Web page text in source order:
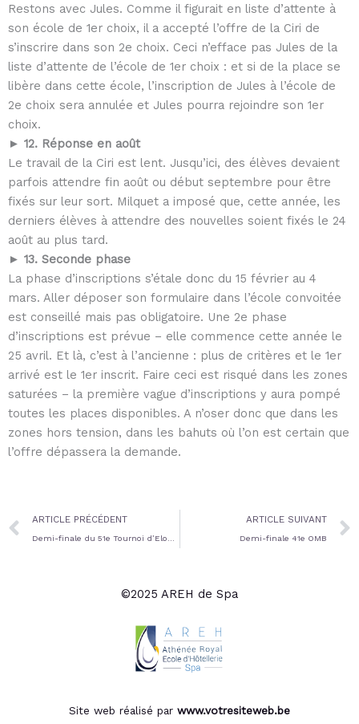
Restons avec Jules. Comme il figurait en liste d’attente à
son école de 1er choix, il a accepté l’offre de la Ciri de
s’inscrire dans son 2e choix. Ceci n’efface pas Jules de la
liste d’attente de l’école de 1er choix : et si de la place se
libère dans cette école, l’inscription de Jules à l’école de
2e choix sera annulée et Jules pourra rejoindre son 1er
choix.
► 12. Réponse en août
Le travail de la Ciri est lent. Jusqu’ici, des élèves devaient
parfois attendre fin août ou début septembre pour être
fixés sur leur sort. Milquet a imposé que, cette année, les
derniers élèves à attendre des nouvelles soient fixés le 24
août au plus tard.
► 13. Seconde phase
La phase d’inscriptions s’étale donc du 15 février au 4
mars. Aller déposer son formulaire dans l’école convoitée
est conseillé mais pas obligatoire. Une 2e phase
d’inscriptions est prévue – elle commence cette année le
25 avril. Et là, c’est à l’ancienne : plus de critères et le 1er
arrivé est le 1er inscrit. Faire ceci est risqué dans les zones
saturées – la première vague d’inscriptions y aura pompé
toutes les places disponibles. A n’oser donc que dans les
zones hors tension, dans les bahuts où l’on est certain que
l’offre dépassera la demande.
Prev
ARTICLE PRÉCÉDENT ARTICLE SUIVANT
Demi-finale 41e OMB
©2025 AREH de Spa
Site web réalisé par www.votresiteweb.be